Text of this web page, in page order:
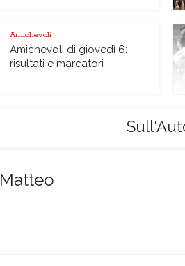
Amichevoli
Amichevoli di giovedì 6:
risultati e marcatori
Matteo